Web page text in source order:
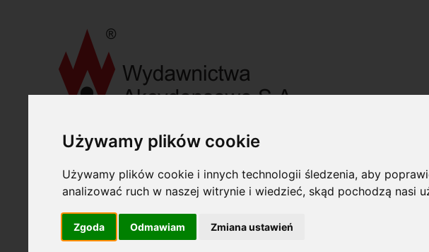
Używamy plików cookie
Używamy plików cookie i innych technologii śledzenia, aby
analizować ruch w naszej witrynie i wiedzieć, skąd pochodzą nasi
Zgoda Odmawiam Zmiana ustawień
Oferta
Art. Piśmienne (1504)
Komputer (68)
Kategorie: BHP